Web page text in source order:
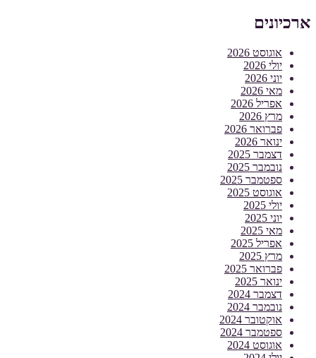
ארכיונים
אוגוסט 2026
יולי 2026
יוני 2026
מאי 2026
אפריל 2026
מרץ 2026
פברואר 2026
ינואר 2026
דצמבר 2025
נובמבר 2025
ספטמבר 2025
אוגוסט 2025
יולי 2025
יוני 2025
מאי 2025
אפריל 2025
מרץ 2025
פברואר 2025
ינואר 2025
דצמבר 2024
נובמבר 2024
אוקטובר 2024
ספטמבר 2024
אוגוסט 2024